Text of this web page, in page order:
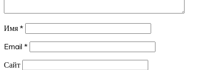
Имя *
Email *
Сайт